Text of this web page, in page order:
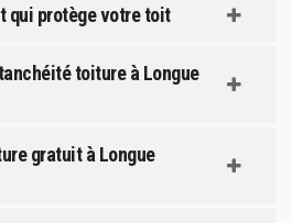
qui protège votre toit
toiture à Longue
gratuit à Longue